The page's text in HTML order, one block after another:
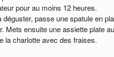
pour au moins 12 heures.
passe une spatule en
Mets ensuite une assiette plate
la charlotte avec des fraises.